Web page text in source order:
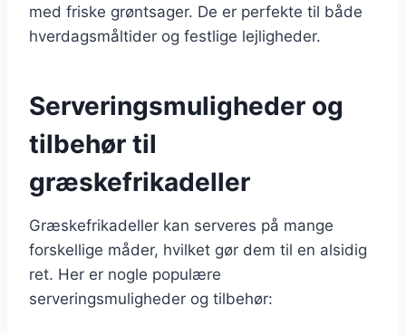
med friske grøntsager. De er perfekte til både
hverdagsmåltider og festlige lejligheder.
Serveringsmuligheder og
tilbehør til
græskefrikadeller
Græskefrikadeller kan serveres på mange
forskellige måder, hvilket gør dem til en alsidig
ret. Her er nogle populære
serveringsmuligheder og tilbehør: